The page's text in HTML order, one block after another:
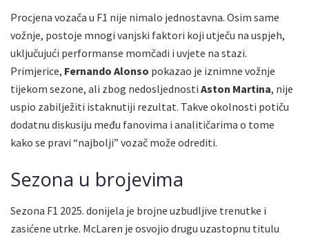
Procjena vozača u F1 nije nimalo jednostavna. Osim same
vožnje, postoje mnogi vanjski faktori koji utječu na uspjeh,
uključujući performanse momčadi i uvjete na stazi.
Primjerice, Fernando Alonso pokazao je iznimne vožnje
tijekom sezone, ali zbog nedosljednosti Aston Martina, nije
uspio zabilježiti istaknutiji rezultat. Takve okolnosti potiču
dodatnu diskusiju među fanovima i analitičarima o tome
kako se pravi “najbolji” vozač može odrediti.
Sezona u brojevima
Sezona F1 2025. donijela je brojne uzbudljive trenutke i
zasićene utrke. McLaren je osvojio drugu uzastopnu titulu